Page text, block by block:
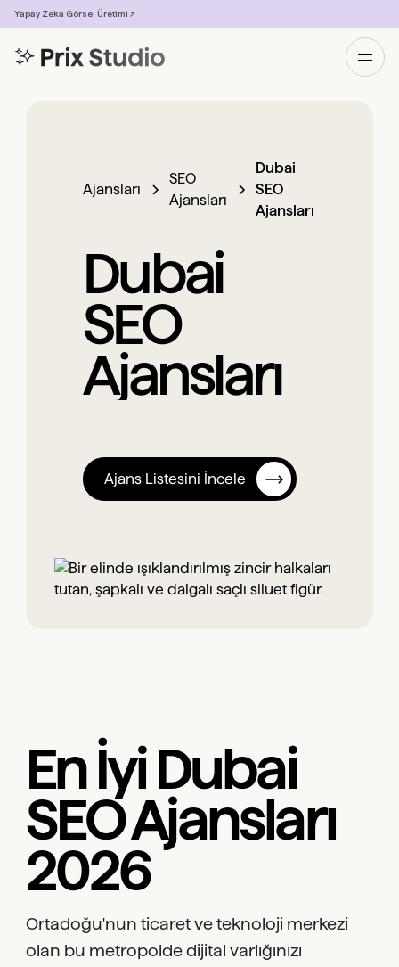
Yapay Zeka Görsel Üretimi ↗
Ajansları
SEO
Ajansları
Dubai
SEO
Ajansları
Dubai
SEO
Ajansları
Ajans Listesini İncele
En İyi Dubai
SEO Ajansları
2026
Ortadoğu'nun ticaret ve teknoloji merkezi
olan bu metropolde dijital varlığınızı